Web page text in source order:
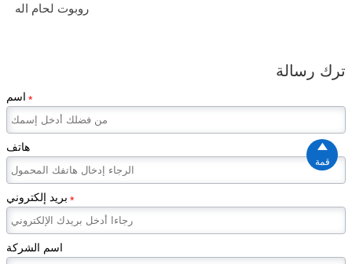
روبوت لحام اله
ترك رسالة
اسم *
هاتف
بريد إلكتروني *
اسم الشركة

قمة